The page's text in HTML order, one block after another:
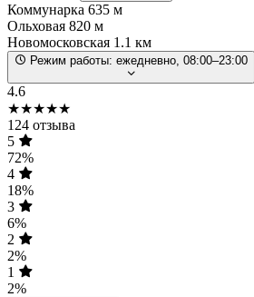
Коммунарка 635 м
Ольховая 820 м
Новомосковская 1.1 км
Режим работы: ежедневно, 08:00–23:00
4.6
★★★★★
124 отзыва
5
72%
4
18%
3
6%
2
2%
1
2%